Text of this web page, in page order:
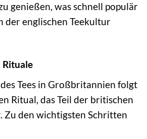
genießen, was schnell populär
der englischen Teekultur
Tees in Großbritannien folgt
Ritual, das Teil der britischen
Zu den wichtigsten Schritten